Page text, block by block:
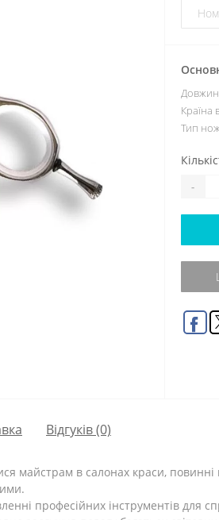
Країна
Тип
-
Відгуків (0)
майстрам в салонах краси, повинні
професійних інструментів для